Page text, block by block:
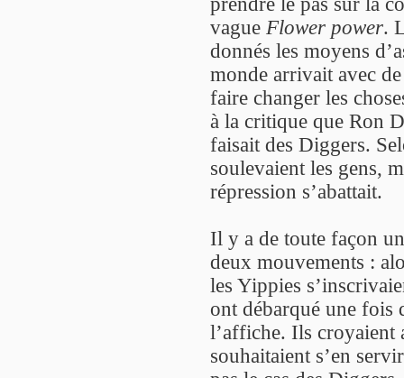
vague Flower power.
donnés les moyens
monde arrivait avec
faire changer les
à la critique que Ron
faisait des Diggers.
soulevaient les gens,
répression s’abattait.
Il y a de toute façon
deux mouvements :
les Yippies
ont débarqué une fois
l’affiche. Ils croyaient
souhaitaient s’en